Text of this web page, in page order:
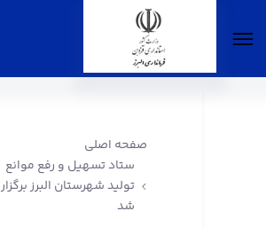
صفحه اصلی
ستاد تسهیل و رفع موانع
تولید شهرستان البرز برگزار
شد